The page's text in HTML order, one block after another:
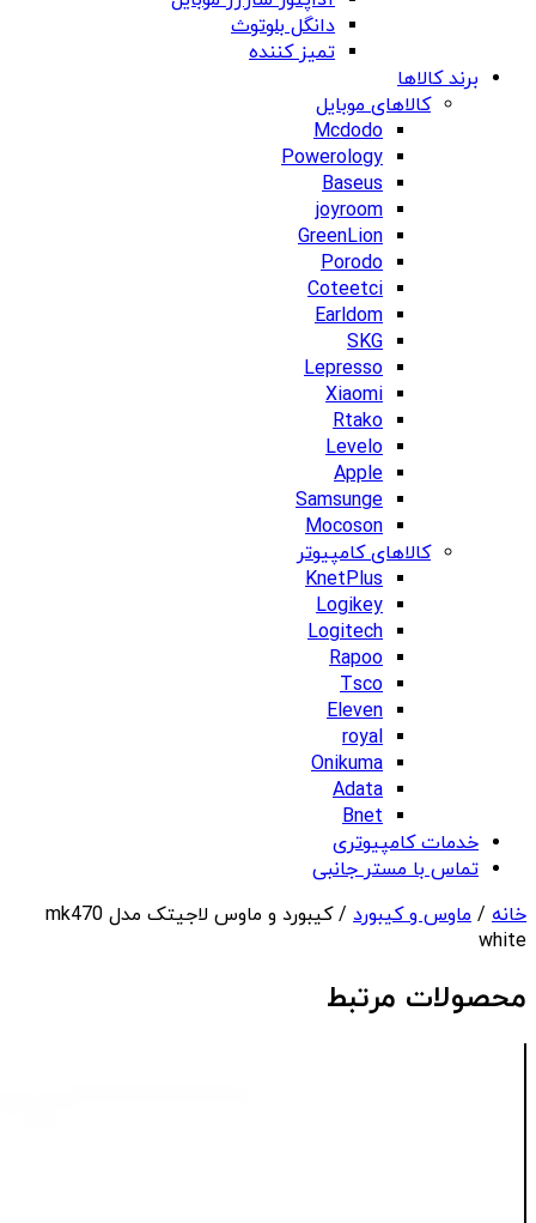
دانگل بلوتوث
تمیز کننده
برند کالاها
کالاهای موبایل
Mcdodo
Powerology
Baseus
joyroom
GreenLion
Porodo
Coteetci
Earldom
SKG
Lepresso
Xiaomi
Rtako
Levelo
Apple
Samsunge
Mocoson
کالاهای کامپیوتر
KnetPlus
Logikey
Logitech
Rapoo
Tsco
Eleven
royal
Onikuma
Adata
Bnet
خدمات کامپیوتری
تماس با مستر جانبی
خانه / ماوس و کیبورد
/ کیبورد و ماوس لاجیتک مدل mk470
white
محصولات مرتبط